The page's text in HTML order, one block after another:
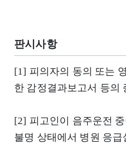
판시사항
[1] 피의자의 동의 또는
한 감정결과보고서 등의
[2] 피고인이 음주운전
불명 상태에서 병원 응